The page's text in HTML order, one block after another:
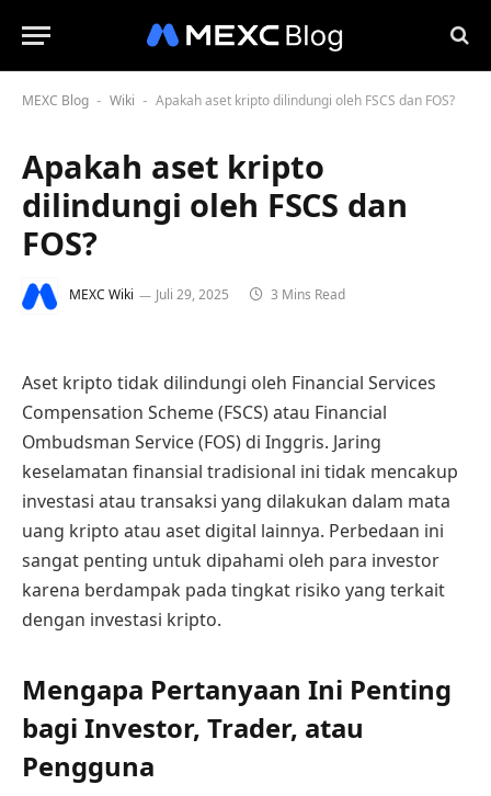
MEXC Blog - Wiki - Apakah aset kripto dilindungi oleh FSCS dan FOS?
Apakah aset kripto
dilindungi oleh FSCS dan
FOS?
MEXC Wiki Juli 29, 2025 3 Mins Read
Aset kripto tidak dilindungi oleh Financial Services
Compensation Scheme (FSCS) atau Financial
Ombudsman Service (FOS) di Inggris. Jaring
keselamatan finansial tradisional ini tidak mencakup
investasi atau transaksi yang dilakukan dalam mata
uang kripto atau aset digital lainnya. Perbedaan ini
sangat penting untuk dipahami oleh para investor
karena berdampak pada tingkat risiko yang terkait
dengan investasi kripto.
Mengapa Pertanyaan Ini Penting
bagi Investor, Trader, atau
Pengguna